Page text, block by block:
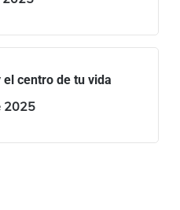
el centro de tu vida
2025